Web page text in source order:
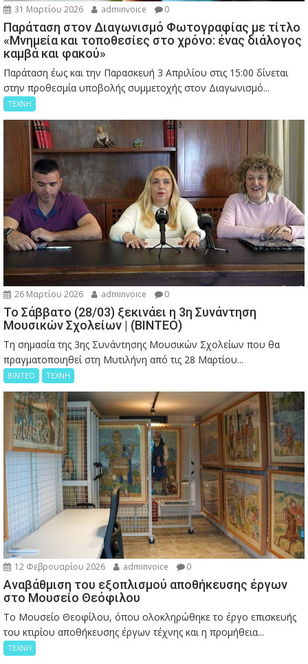
31 Μαρτίου 2026 adminvoice 0
Παράταση στον Διαγωνισμό Φωτογραφίας με τίτλο
«Μνημεία και τοποθεσίες στο χρόνο: ένας διάλογος
καμβά και φακού»
Παράταση έως και την Παρασκευή 3 Απριλίου στις 15:00 δίνεται
στην προθεσμία υποβολής συμμετοχής στον Διαγωνισμό...
ΤΕΧΝΗ
26 Μαρτίου 2026 adminvoice 0
Το Σάββατο (28/03) ξεκινάει η 3η Συνάντηση
Μουσικών Σχολείων | (ΒΙΝΤΕΟ)
Τη σημασία της 3ης Συνάντησης Μουσικών Σχολείων που θα
πραγματοποιηθεί στη Μυτιλήνη από τις 28 Μαρτίου...
ΒΙΝΤΕΟ ΤΕΧΝΗ
12 Φεβρουαρίου 2026 adminvoice 0
Αναβάθμιση του εξοπλισμού αποθήκευσης έργων
στο Μουσείο Θεόφιλου
Το Μουσείο Θεοφίλου, όπου ολοκληρώθηκε το έργο επισκευής
του κτιρίου αποθήκευσης έργων τέχνης και η προμήθεια...
ΤΕΧΝΗ